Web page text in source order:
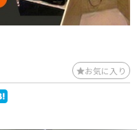
お気に入り